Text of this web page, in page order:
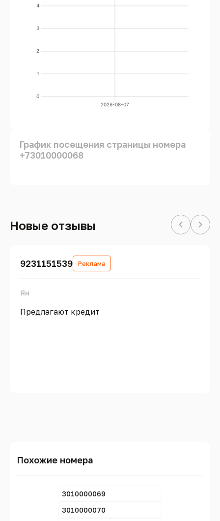
0
1
2
3
4
2026-08-07
График посещения страницы номера
+73010000068
Новые отзывы
9231151539 Реклама
Ян
Предлагают кредит
Похожие номера
3010000069
3010000070